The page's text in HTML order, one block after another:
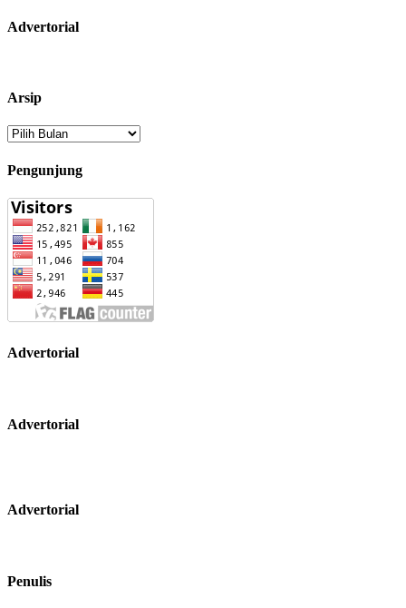
Advertorial
Arsip
Arsip
Pengunjung
Advertorial
Advertorial
Advertorial
Penulis